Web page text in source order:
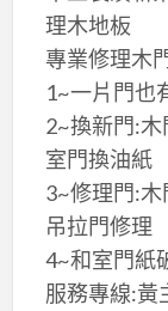
理木地板
專業修理木
1~一片門也
2~換新門:
室門換油紙
3~修理門:
吊拉門修理
4~和室門紙
服務專線:黃